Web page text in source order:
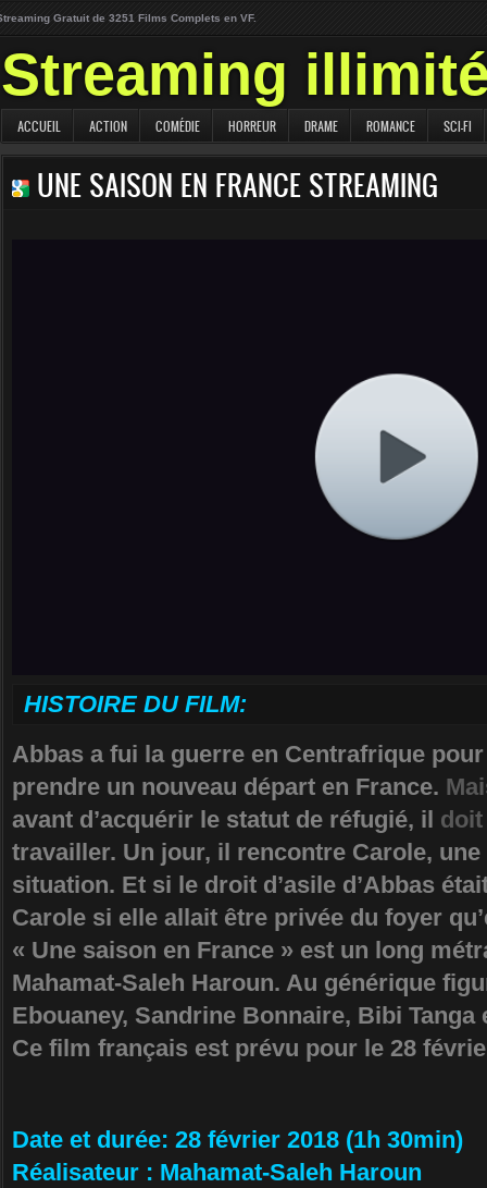
Gratuit de 3251 Films Complets en VF.
Streaming
ACCUEIL ACTION COMÉDIE HORREUR DRAME ROMANCE SCI-FI
UNE SAISON EN FRANCE STREAMING
HISTOIRE DU FILM:
Abbas a fui la guerre en Centrafrique pour
prendre un nouveau départ en France.
avant d’acquérir le statut de réfugié, il doit
travailler. Un jour, il rencontre Carole,
situation. Et si le droit d’asile d’Abbas
Carole si elle allait être privée du foyer
« Une saison en France » est un long
Mahamat-Saleh Haroun. Au générique
Ebouaney, Sandrine Bonnaire, Bibi
Ce film français est prévu pour le 28
Da­te et durée: 28 février 2018 (1h 30min)
Ré­alisateur : Mahamat-Saleh Haroun